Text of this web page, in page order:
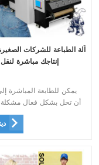
آلة الطباعة للشركات
إنتاجك مباشرة لنقل
يمكن للطابعة المباشرة
أن تحل بشكل فعال مشكلة
الخاصة بأقمشة الطباعة